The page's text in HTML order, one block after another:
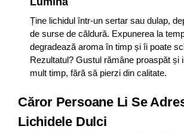
Ține lichidul într-un sertar sau dulap,
de surse de căldură. Expunerea la
degradează aroma în timp și îi poate
Rezultatul? Gustul rămâne proaspăt și
mult timp, fără să pierzi din calitate.
Căror Persoane Li Se
Lichidele Dulci